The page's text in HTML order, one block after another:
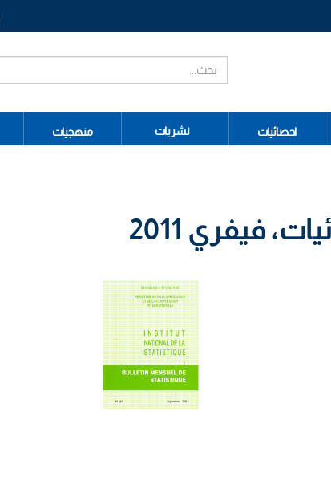
احصائيات نشريات منهجيات
فيفري 2011